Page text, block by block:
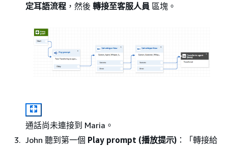
定耳語流程 ，然後 轉接至客服人員 區塊。
通話尚未連接到 Maria。
John 聽到第一個 Play prompt (播放提示) ：「轉接給